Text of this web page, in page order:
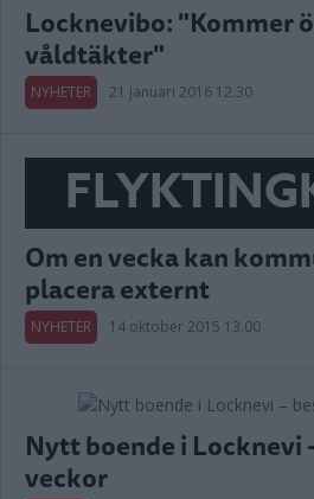
Locknevibo: "Kommer
våldtäkter"
NYHETER 21 januari 2016 12.30
Om en vecka kan
placera externt
NYHETER 14 oktober 2015 13.00
Nytt boende i Locknevi
veckor